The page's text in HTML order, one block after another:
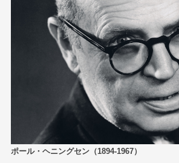
検索
ポール・ヘニングセン（1894-1967）